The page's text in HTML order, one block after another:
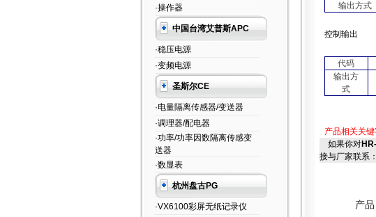
·操作器
中国台湾艾普斯APC
·稳压电源
·变频电源
圣斯尔CE
·电量隔离传感器/变送器
·调理器/配电器
·功率/功率因数隔离传感变
送器
·数显表
杭州盘古PG
·VX6100彩屏无纸记录仪
输出方式
控制输出
代码
输出方
式
产品相关关键
如果你对
接与厂家联系：
产品